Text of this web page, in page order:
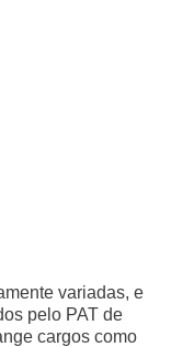
variadas, e
pelo PAT de
cargos como